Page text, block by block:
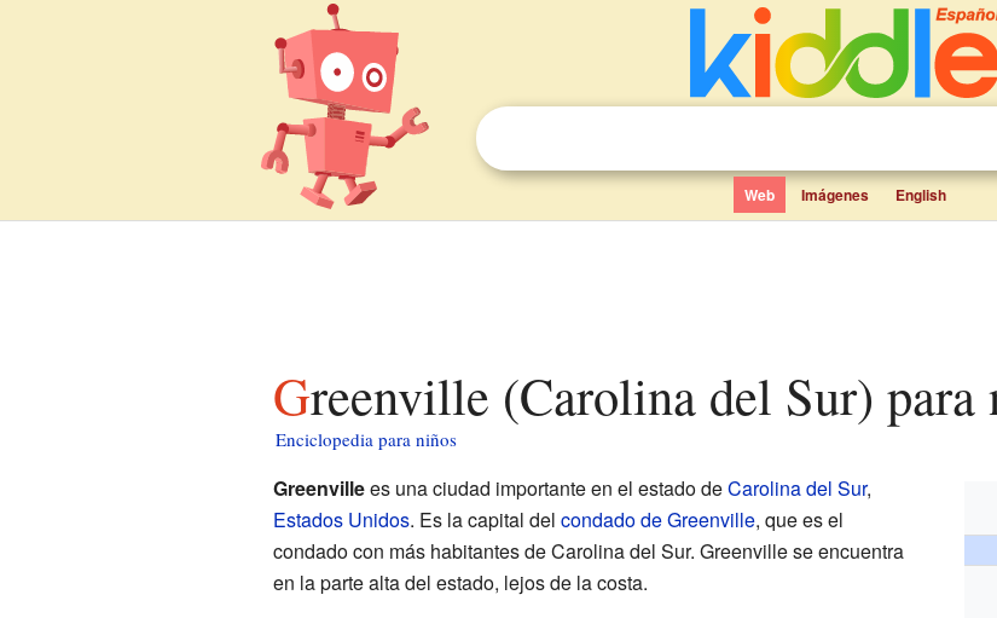
Web Imágenes English
Greenville (Carolina del Sur) para
Enciclopedia para niños
Greenvillees una ciudad importante en el estado deCarolina del Sur,
Estados Unidos. Es la capital del condado de Greenville, que es el
condado con más habitantes de Carolina del Sur. Greenville se encuentra
en la parte alta del estado, lejos de la costa.